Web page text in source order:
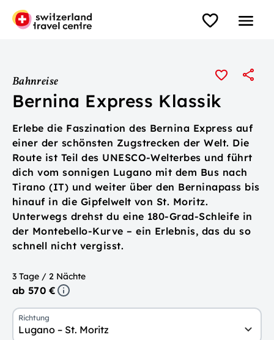
Bahnreise
Bernina Express Klassik
Erlebe die Faszination des Bernina Express auf
einer der schönsten Zugstrecken der Welt. Die
Route ist Teil des UNESCO-Welterbes und führt
dich vom sonnigen Lugano mit dem Bus nach
Tirano (IT) und weiter über den Berninapass bis
hinauf in die Gipfelwelt von St. Moritz.
Unterwegs drehst du eine 180-Grad-Schleife in
der Montebello-Kurve – ein Erlebnis, das du so
schnell nicht vergisst.
3 Tage / 2 Nächte
ab 570 €
Richtung
Lugano – St. Moritz